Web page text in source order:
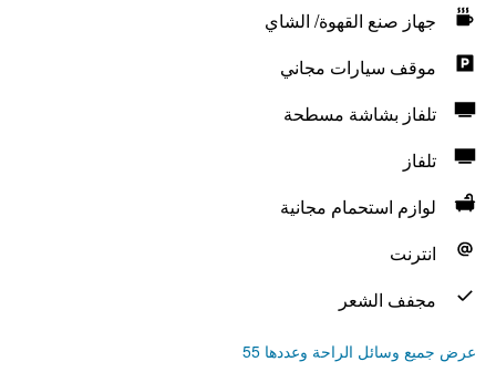
جهاز صنع القهوة/ الشاي
موقف سيارات مجاني
تلفاز بشاشة مسطحة
تلفاز
لوازم استحمام مجانية
انترنت
مجفف الشعر
عرض جميع وسائل الراحة وعددها 55